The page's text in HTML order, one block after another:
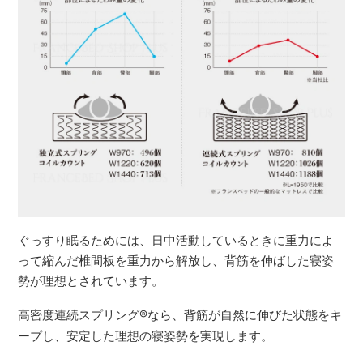
ぐっすり眠るためには、日中活動しているときに重力によ
って縮んだ椎間板を重力から解放し、背筋を伸ばした寝姿
勢が理想とされています。
高密度連続スプリング®なら、背筋が自然に伸びた状態をキ
ープし、安定した理想の寝姿勢を実現します。